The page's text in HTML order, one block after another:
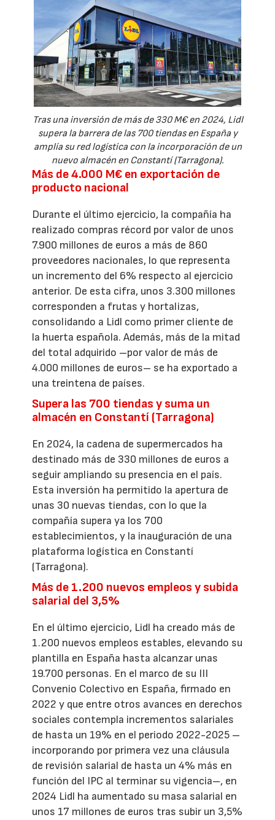
Tras una inversión de más de 330 M€ en 2024, Lidl
supera la barrera de las 700 tiendas en España y
amplía su red logística con la incorporación de un
nuevo almacén en Constantí (Tarragona).
Más de 4.000 M€ en exportación de
producto nacional
Durante el último ejercicio, la compañía ha
realizado compras récord por valor de unos
7.900 millones de euros a más de 860
proveedores nacionales, lo que representa
un incremento del 6% respecto al ejercicio
anterior. De esta cifra, unos 3.300 millones
corresponden a frutas y hortalizas,
consolidando a Lidl como primer cliente de
la huerta española. Además, más de la mitad
del total adquirido –por valor de más de
4.000 millones de euros– se ha exportado a
una treintena de países.
Supera las 700 tiendas y suma un
almacén en Constantí (Tarragona)
En 2024, la cadena de supermercados ha
destinado más de 330 millones de euros a
seguir ampliando su presencia en el país.
Esta inversión ha permitido la apertura de
unas 30 nuevas tiendas, con lo que la
compañía supera ya los 700
establecimientos, y la inauguración de una
plataforma logística en Constantí
(Tarragona).
Más de 1.200 nuevos empleos y subida
salarial del 3,5%
En el último ejercicio, Lidl ha creado más de
1.200 nuevos empleos estables, elevando su
plantilla en España hasta alcanzar unas
19.700 personas. En el marco de su III
Convenio Colectivo en España, firmado en
2022 y que entre otros avances en derechos
sociales contempla incrementos salariales
de hasta un 19% en el periodo 2022-2025 –
incorporando por primera vez una cláusula
de revisión salarial de hasta un 4% más en
función del IPC al terminar su vigencia–, en
2024 Lidl ha aumentado su masa salarial en
unos 17 millones de euros tras subir un 3,5%